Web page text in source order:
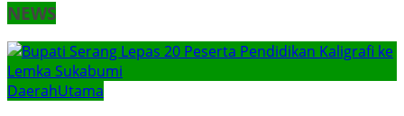
NEWS
DaerahUtama